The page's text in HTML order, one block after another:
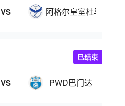
VS 阿格尔皇室杜马
VS PWD巴门达
已结束